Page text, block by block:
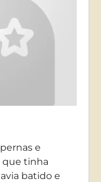
e
que tinha
batido e